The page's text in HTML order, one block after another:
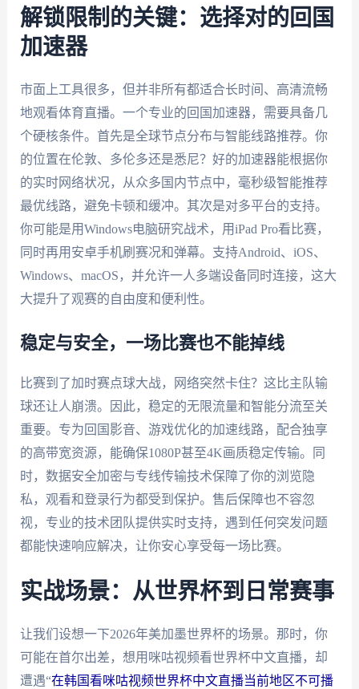
解锁限制的关键：选择对的回国
加速器
市面上工具很多，但并非所有都适合长时间、高清流畅
地观看体育直播。一个专业的回国加速器，需要具备几
个硬核条件。首先是全球节点分布与智能线路推荐。你
的位置在伦敦、多伦多还是悉尼？好的加速器能根据你
的实时网络状况，从众多国内节点中，毫秒级智能推荐
最优线路，避免卡顿和缓冲。其次是对多平台的支持。
你可能是用Windows电脑研究战术，用iPad Pro看比赛，
同时再用安卓手机刷赛况和弹幕。支持Android、iOS、
Windows、macOS，并允许一人多端设备同时连接，这大
大提升了观赛的自由度和便利性。
稳定与安全，一场比赛也不能掉线
比赛到了加时赛点球大战，网络突然卡住？这比主队输
球还让人崩溃。因此，稳定的无限流量和智能分流至关
重要。专为回国影音、游戏优化的加速线路，配合独享
的高带宽资源，能确保1080P甚至4K画质稳定传输。同
时，数据安全加密与专线传输技术保障了你的浏览隐
私，观看和登录行为都受到保护。售后保障也不容忽
视，专业的技术团队提供实时支持，遇到任何突发问题
都能快速响应解决，让你安心享受每一场比赛。
实战场景：从世界杯到日常赛事
让我们设想一下2026年美加墨世界杯的场景。那时，你
可能在首尔出差，想用咪咕视频看世界杯中文直播，却
遭遇“在韩国看咪咕视频世界杯中文直播当前地区不可播